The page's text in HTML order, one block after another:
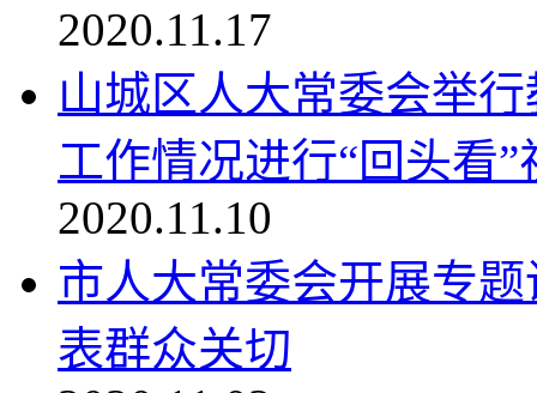
2020.11.17
山城区人大常委会举
工作情况进行“回头看”
2020.11.10
市人大常委会开展专
表群众关切